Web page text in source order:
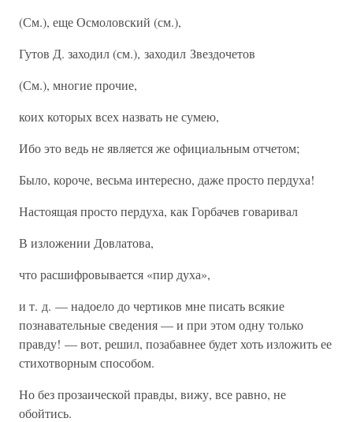
(См.), еще Осмоловский (см.),
Гутов Д. заходил (см.), заходил Звездочетов
(См.), многие прочие,
коих которых всех назвать не сумею,
Ибо это ведь не является же официальным отчетом;
Было, короче, весьма интересно, даже просто пердуха!
Настоящая просто пердуха, как Горбачев говаривал
В изложении Довлатова,
что расшифровывается «пир духа»,
и т. д. — надоело до чертиков мне писать всякие
познавательные сведения — и при этом одну только
правду! — вот, решил, позабавнее будет хоть изложить ее
стихотворным способом.
Но без прозаической правды, вижу, все равно, не
обойтись.